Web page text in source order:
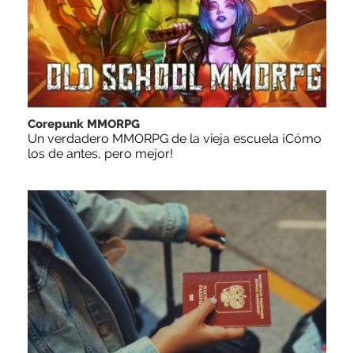
Corepunk MMORPG
Un verdadero MMORPG de la vieja escuela ¡Cómo
los de antes, pero mejor!